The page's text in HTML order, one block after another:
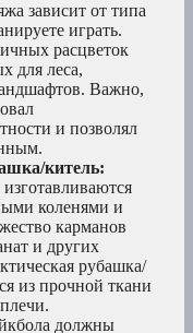
зависит от типа
играть.
расцветок
для леса,
Важно,
и позволял
китель:
коленями и
карманов
и других
рубашка/
из прочной ткани
должны